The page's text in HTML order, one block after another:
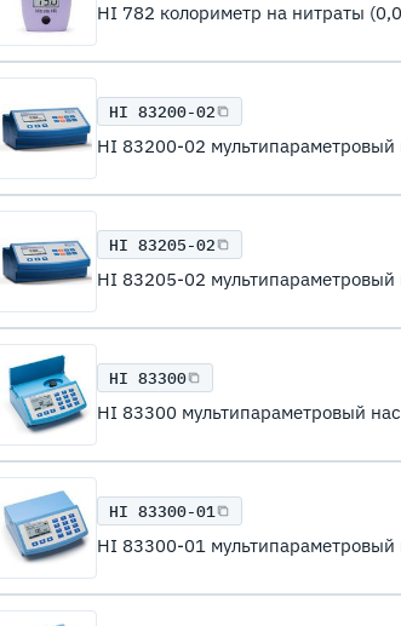
HI 782 колориметр на нитраты
HI 83200-02
HI 83200-02 мультипараметровый
HI 83205-02
HI 83205-02 мультипараметровый
HI 83300
HI 83300 мультипараметровый
HI 83300-01
HI 83300-01 мультипараметровый